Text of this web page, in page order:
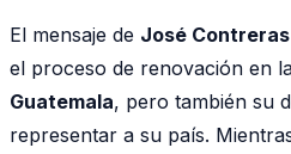
El mensaje de José Contreras
el proceso de renovación en
Guatemala, pero también su
representar a su país.